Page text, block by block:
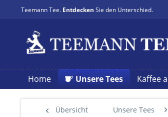
Teemann Tee. Entdecken Sie den Unterschied.
Home Unsere Tees Kaffee
Übersicht Unsere Tees